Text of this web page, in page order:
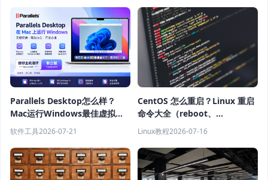
Parallels Desktop怎么样？
Mac运行Windows最佳虚拟机
软件推荐
软件工具2026-07-21
CentOS 怎么重启？Linux 重启
命令大全（reboot、
shutdown、systemctl 教程）
Linux教程2026-07-16